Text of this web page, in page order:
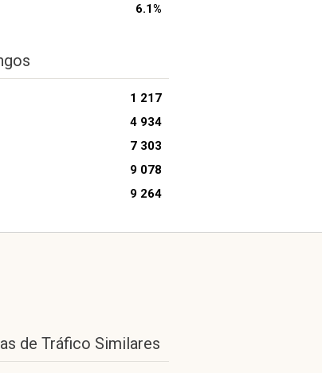
6.1%
1 217
4 934
7 303
9 078
9 264
de Tráfico Similares